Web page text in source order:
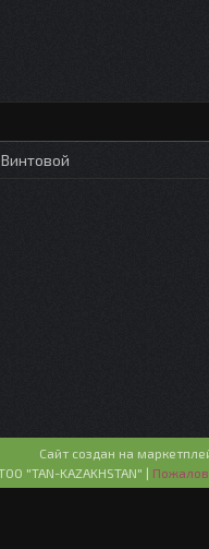
Винтовой
Сайт создан на
ТОО "TAN-KAZAKHSTAN" |